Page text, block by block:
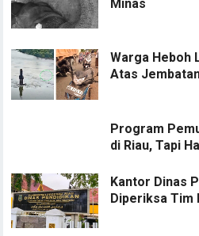
Minas
Warga Heboh
Atas
Program
di Riau, Tapi
Kantor Dinas
Diperiksa Tim